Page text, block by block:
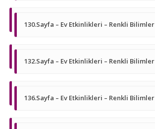
130.Sayfa – Ev Etkinlikleri – Renkli Bilimler
132.Sayfa – Ev Etkinlikleri – Renkli Bilimler
136.Sayfa – Ev Etkinlikleri – Renkli Bilimler